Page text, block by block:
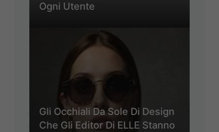
Ogni Utente
Gli Occhiali Da Sole Di Design
Che Gli Editor Di ELLE Stanno